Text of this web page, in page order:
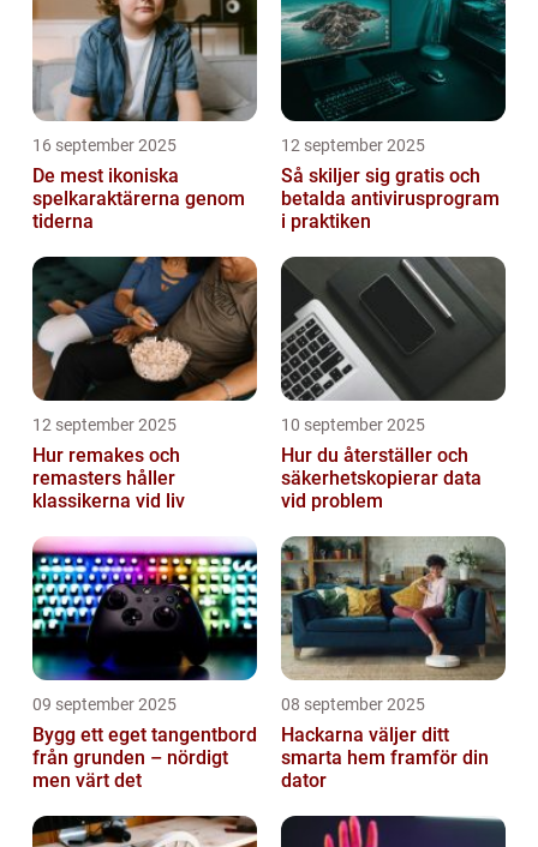
16 september 2025
De mest ikoniska
spelkaraktärerna genom
tiderna
12 september 2025
Så skiljer sig gratis och
betalda antivirusprogram
i praktiken
12 september 2025
Hur remakes och
remasters håller
klassikerna vid liv
10 september 2025
Hur du återställer och
säkerhetskopierar data
vid problem
09 september 2025
Bygg ett eget tangentbord
från grunden – nördigt
men värt det
08 september 2025
Hackarna väljer ditt
smarta hem framför din
dator